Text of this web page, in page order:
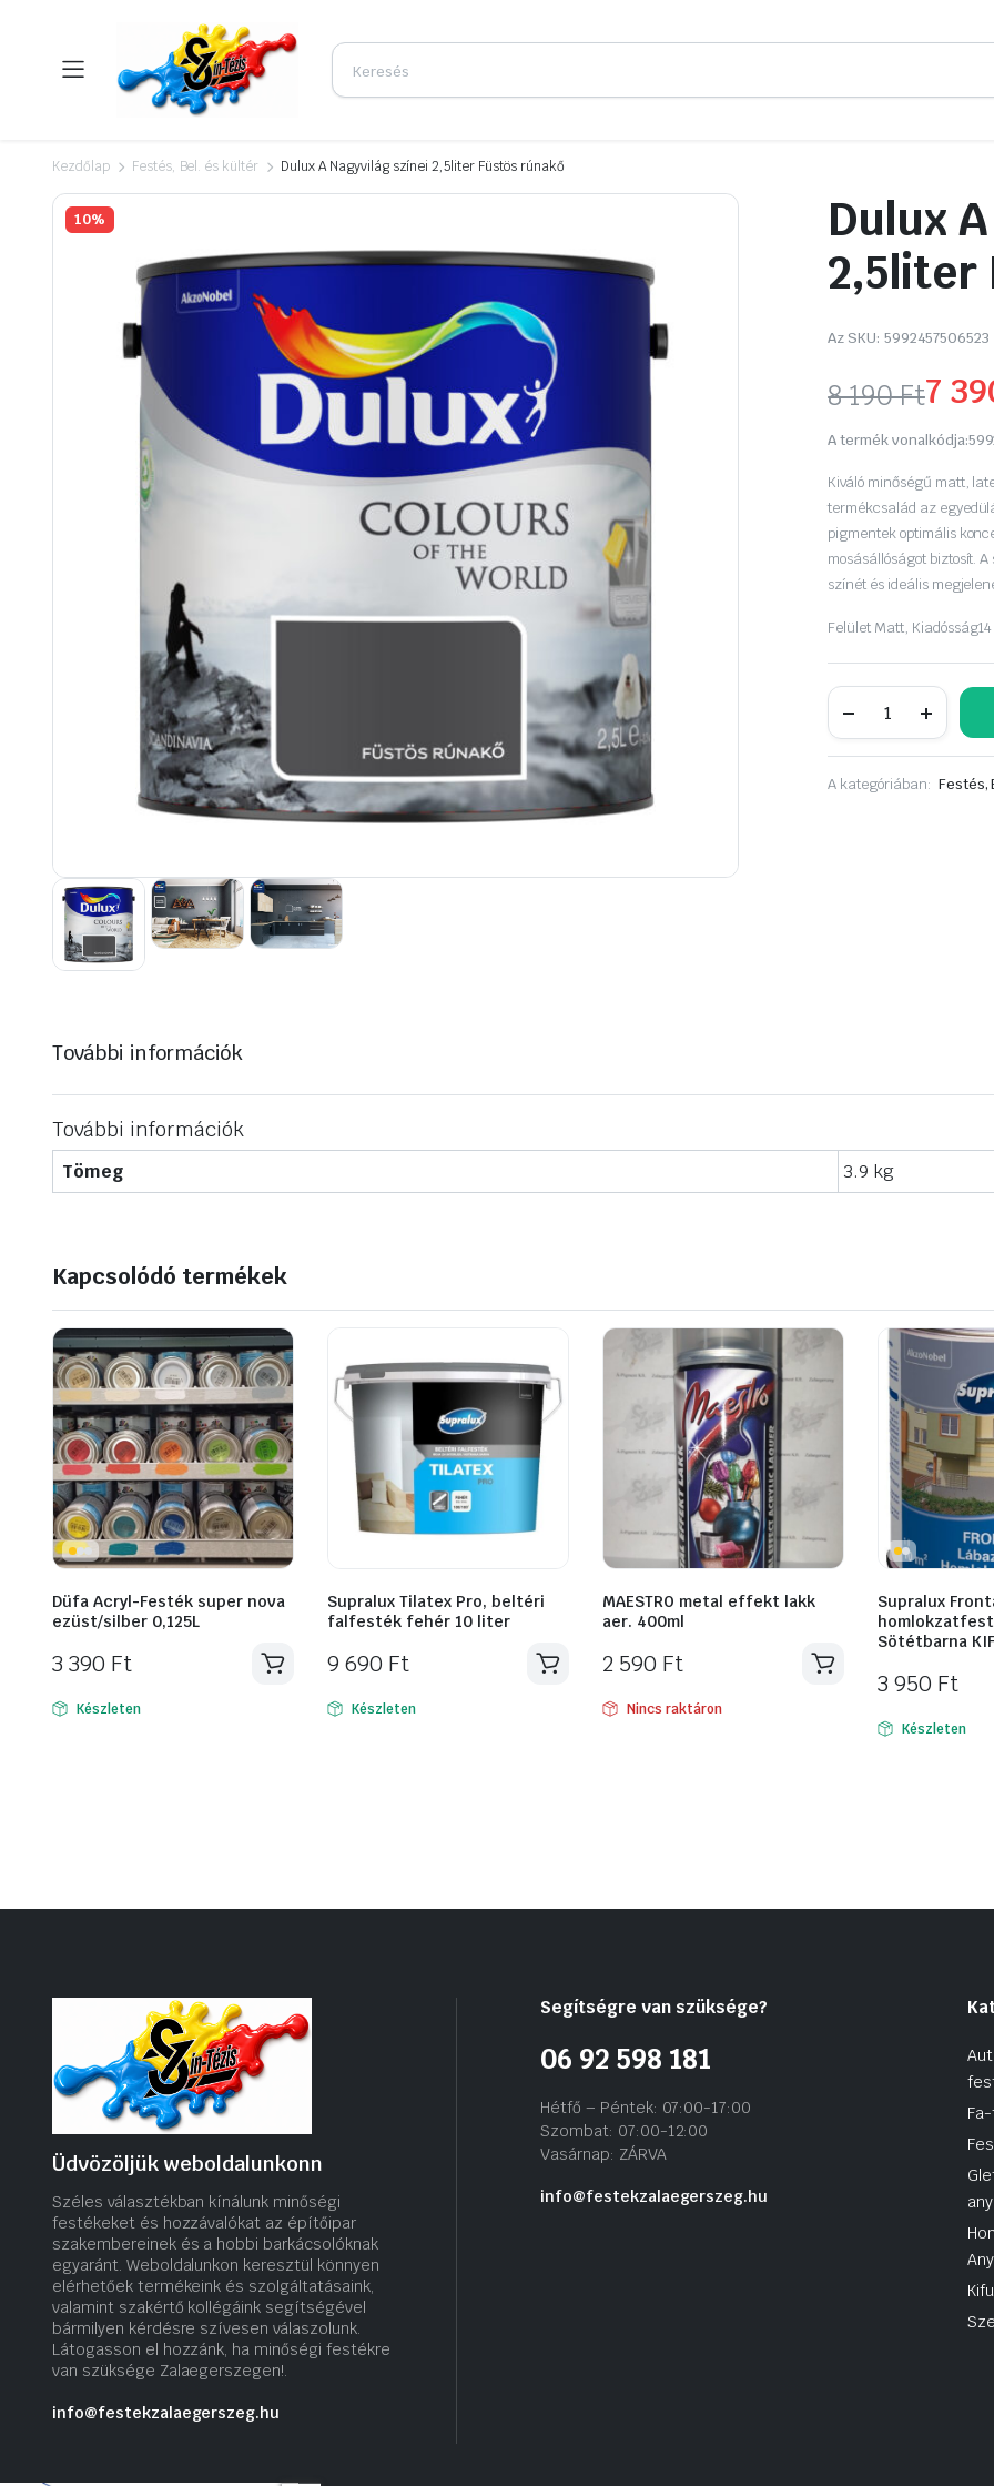
Kezdőlap Festés, Bel. és kültér Dulux A Nagyvilág színei 2,5liter Füstös rúnakő
10%
Dulux
2,5liter
Az SKU: 5992457506523
8 190Ft
Original
price
was:
8
7
Current
price
is:
7
A termék vonalkódja:
Kiváló minőségű matt,
termékcsalád az
pigmentek optimális
mosásállóságot biztosít.
színét és ideális
Felület Matt, Kiadósság
színei
Füstös
A kategóriában: Festés,
További információk
További információk
Tömeg 3.9 kg
Kapcsolódó termékek
Düfa Acryl-Festék super nova
ezüst/silber 0,125L
3 390 Ft
Készleten
Supralux Tilatex Pro, beltéri
falfesték fehér 10 liter
9 690 Ft
Készleten
MAESTRO metal effekt lakk
aer. 400ml
2 590 Ft
Nincs raktáron
Supralux
Sötétbarna
3 950 Ft
Készleten
Üdvözöljük weboldalunkonn
Széles választékban kínálunk minőségi
festékeket és hozzávalókat az építőipar
szakembereinek és a hobbi barkácsolóknak
egyaránt. Weboldalunkon keresztül könnyen
elérhetőek termékeink és szolgáltatásaink,
valamint szakértő kollégáink segítségével
bármilyen kérdésre szívesen válaszolunk.
Látogasson el hozzánk, ha minőségi festékre
van szüksége Zalaegerszegen!.
info@festekzalaegerszeg.hu
Segítségre van szüksége?
06 92 598 181
Hétfő – Péntek: 07:00-17:00
Szombat: 07:00-12:00
Vasárnap: ZÁRVA
info@festekzalaegerszeg.hu